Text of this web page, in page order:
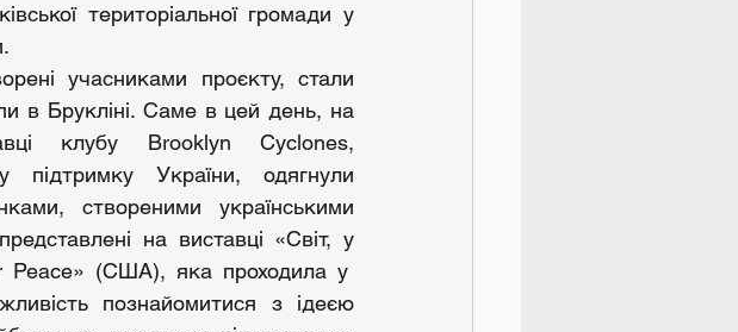
територіальної громади у
учасниками проєкту, стали
в Брукліні. Саме в цей день, на
клубу Brooklyn Cyclones,
підтримку України, одягнули
створеними українськими
на виставці «Світ, у
Peace» (США), яка проходила у
познайомитися з ідеєю